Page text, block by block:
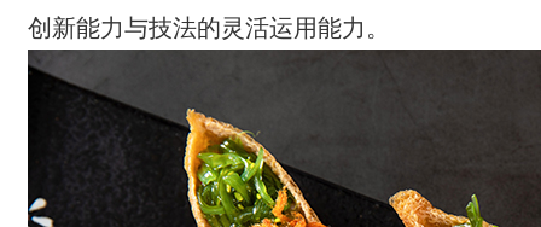
创新能力与技法的灵活运用能力。